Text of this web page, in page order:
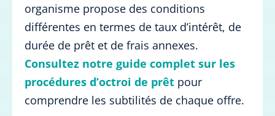
organisme propose des conditions
différentes en termes de taux d’intérêt, de
durée de prêt et de frais annexes.
Consultez notre guide complet sur les
procédures d’octroi de prêt pour
comprendre les subtilités de chaque offre.